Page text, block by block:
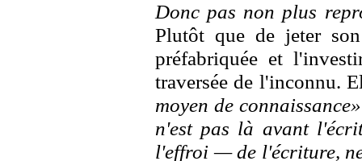
Donc pas non plus
Plutôt que de jeter
préfabriquée et
traversée de l'inconnu.
moyen de connaissance»
n'est pas là avant
l'effroi — de l'écriture,